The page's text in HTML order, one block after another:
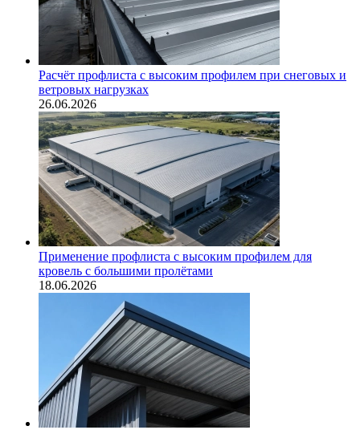
Расчёт профлиста с высоким профилем при снеговых и
ветровых нагрузках
26.06.2026
Применение профлиста с высоким профилем для
кровель с большими пролётами
18.06.2026